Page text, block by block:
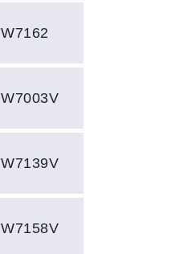
W7162
W7003V
W7139V
W7158V